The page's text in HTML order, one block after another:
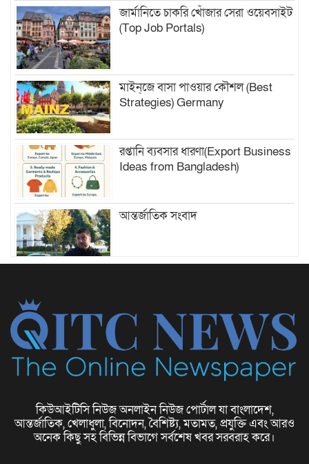
জার্মানিতে চাকরি খোঁজার সেরা ওয়েবসাইট
(Top Job Portals)
মাইন্‌জে বাসা পাওয়ার কৌশল (Best
Strategies) Germany
রপ্তানি ব্যবসার ধারণা(Export Business
Ideas from Bangladesh)
আন্তর্জাতিক সংবাদ
ফ্যাশন বিশ্বে নতুন চিত্র
ছোট ব্যবসার ধারণা (Small Business
Ideas)
কিউআইটিসি নিউজ অনলাইন নিউজ পোর্টাল যা বাংলাদেশ,
আন্তর্জাতিক, খেলাধুলা, বিনোদন, বৈশিষ্ট্য, মতামত, প্রযুক্তি এবং আরও
অনেক কিছু সহ বিভিন্ন বিভাগে সর্বশেষ খবর সরবরাহ করে।